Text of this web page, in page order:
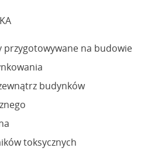
przygotowywane na budowie
budynków
toksycznych